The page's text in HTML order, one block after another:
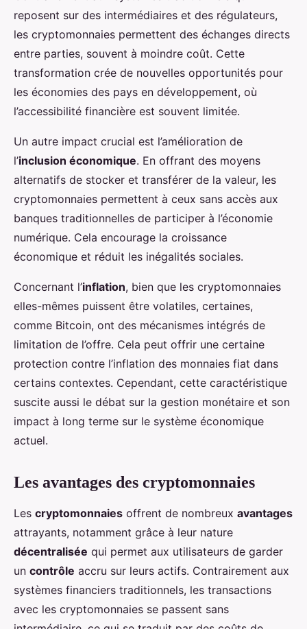
reposent sur des intermédiaires et des régulateurs,
les cryptomonnaies permettent des échanges directs
entre parties, souvent à moindre coût. Cette
transformation crée de nouvelles opportunités pour
les économies des pays en développement, où
l’accessibilité financière est souvent limitée.
Un autre impact crucial est l’amélioration de
l’inclusion économique. En offrant des moyens
alternatifs de stocker et transférer de la valeur, les
cryptomonnaies permettent à ceux sans accès aux
banques traditionnelles de participer à l’économie
numérique. Cela encourage la croissance
économique et réduit les inégalités sociales.
Concernant l’inflation, bien que les cryptomonnaies
elles-mêmes puissent être volatiles, certaines,
comme Bitcoin, ont des mécanismes intégrés de
limitation de l’offre. Cela peut offrir une certaine
protection contre l’inflation des monnaies fiat dans
certains contextes. Cependant, cette caractéristique
suscite aussi le débat sur la gestion monétaire et son
impact à long terme sur le système économique
actuel.
Les avantages des cryptomonnaies
Les cryptomonnaies offrent de nombreux avantages
attrayants, notamment grâce à leur nature
décentralisée qui permet aux utilisateurs de garder
un contrôle accru sur leurs actifs. Contrairement aux
systèmes financiers traditionnels, les transactions
avec les cryptomonnaies se passent sans